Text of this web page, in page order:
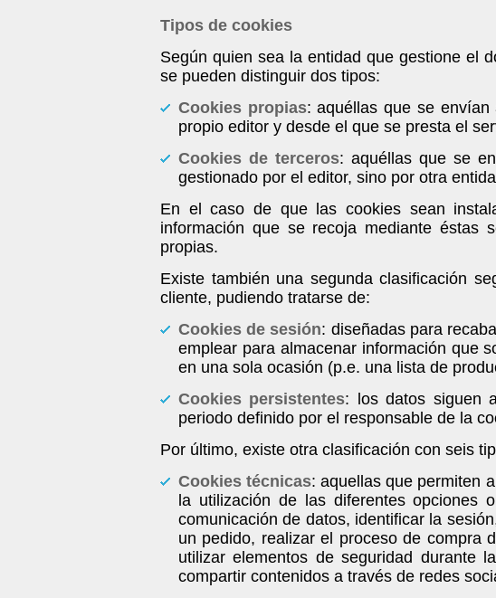
Tipos de cookies
Según quien sea la entidad que gestione el
se pueden distinguir dos tipos:
Cookies propias: aquéllas que se envían
propio editor y desde el que se presta el
Cookies de terceros: aquéllas que se
gestionado por el editor, sino por otra
En el caso de que las cookies sean
información que se recoja mediante éstas
propias.
Existe también una segunda clasificación
cliente, pudiendo tratarse de:
Cookies de sesión: diseñadas para
emplear para almacenar información que
en una sola ocasión (p.e. una lista de
Cookies persistentes: los datos siguen
periodo definido por el responsable de la
Por último, existe otra clasificación con seis
Cookies técnicas: aquellas que permiten
la utilización de las diferentes
comunicación de datos, identificar la
un pedido, realizar el proceso de compra
utilizar elementos de seguridad durante
compartir contenidos a través de redes